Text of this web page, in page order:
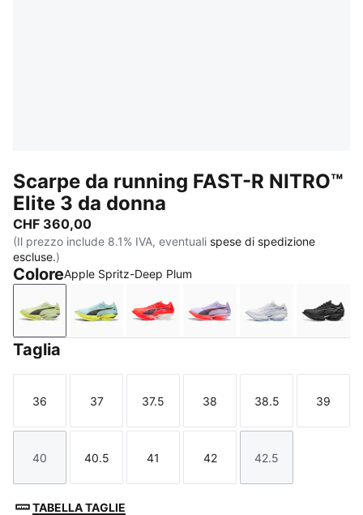
Scarpe da running FAST-R NITRO™
Elite 3 da donna
CHF 360,00
(Il prezzo include 8.1% IVA, eventuali spese di spedizione
escluse.)
ColoreApple Spritz-Deep Plum
Apple Spritz-Deep Plum
Fresh Water-Lemon Crush
Ultra Red-Inky Depths-PUMA
Light Lavender-Inky
PUMA White-
Taglia
Taglia
36
Taglia
37
Taglia
37.5
Taglia
38
Taglia
38.5
Taglia
39
Taglia
40
Taglia
40.5
Taglia
41
Taglia
42
Taglia
42.5
TABELLA TAGLIE